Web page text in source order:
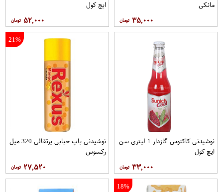
مانکی
۳۵,۰۰۰
ایچ کول
۵۲,۰۰۰
نوشیدنی کاکتوس گازدار 1 لیتری سن
ایچ کول
۳۳,۰۰۰
21%
نوشیدنی پاپ حبابی پرتقالی 320 میل
رکسوس
۲۷,۵۲۰
18%